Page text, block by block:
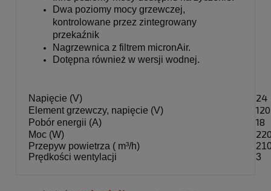
Dwa poziomy mocy grzewczej,
kontrolowane przez zintegrowany
przekaźnik
Nagrzewnica z filtrem micronAir.
Dotępna również w wersji wodnej.
Napięcie (V) 24
Element grzewczy, napięcie (V) 120
Pobór energii (A) 18
Moc (W)
Przepyw powietrza ( m³/h)
Prędkości wentylacji
3